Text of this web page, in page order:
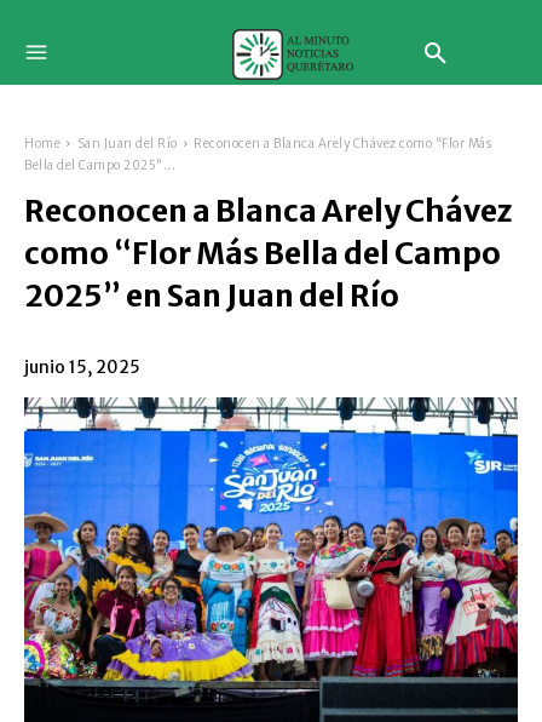
Home San Juan del Río
Reconocen a Blanca Arely Chávez como “Flor Más
Bella del Campo 2025”...
Reconocen a Blanca Arely Chávez
como “Flor Más Bella del Campo
2025” en San Juan del Río
junio 15, 2025